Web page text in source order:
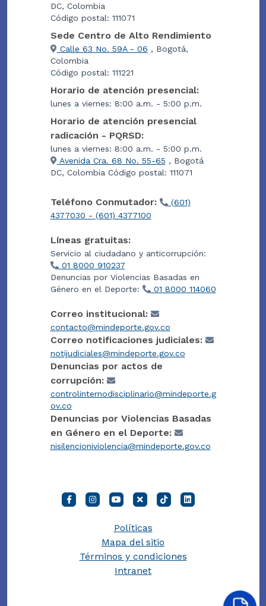
DC, Colombia
Código postal: 111071
Sede Centro de Alto Rendimiento
Calle 63 No. 59A - 06 , Bogotá,
Colombia
Código postal: 111221
Horario de atención presencial:
lunes a viernes: 8:00 a.m. - 5:00 p.m.
Horario de atención presencial
radicación - PQRSD:
lunes a viernes: 8:00 a.m. - 5:00 p.m.
Avenida Cra. 68 No. 55-65 , Bogotá
DC, Colombia Código postal: 111071
Teléfono Conmutador:
(601)
4377030 - (601) 4377100
Líneas gratuitas:
Servicio al ciudadano y anticorrupción:
01 8000 910237
Denuncias por Violencias Basadas en
Género en el Deporte:
01 8000 114060
Correo institucional:
contacto@mindeporte.gov.co
Correo notificaciones judiciales:
notijudiciales@mindeporte.gov.co
Denuncias por actos de
corrupción:
controlinternodisciplinario@mindeporte.g
ov.co
Denuncias por Violencias Basadas
en Género en el Deporte:
nisilencioniviolencia@mindeporte.gov.co
Políticas
Mapa del sitio
Términos y condiciones
Intranet